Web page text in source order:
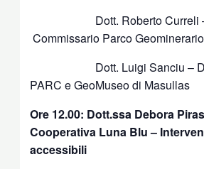
Dott. Roberto Curreli
Commissario Parco
Dott. Luigi Sanciu –
PARC e GeoMuseo di Masullas
Ore 12.00: Dott.ssa Debora
Cooperativa Luna Blu –
accessibili